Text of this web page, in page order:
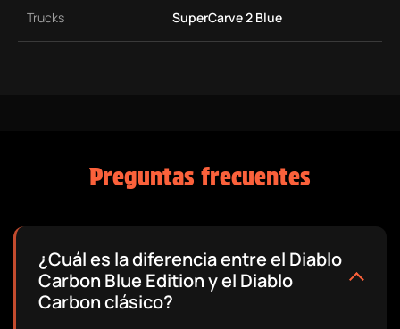
Trucks SuperCarve 2 Blue
Preguntas frecuentes
¿Cuál es la diferencia entre el Diablo
Carbon Blue Edition y el Diablo
Carbon clásico?